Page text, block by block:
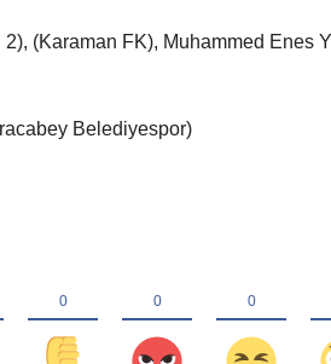
(Karaman FK), Muhammed Enes
Belediyespor)